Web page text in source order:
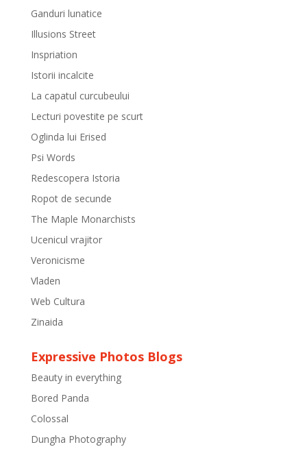
Ganduri lunatice
Illusions Street
Inspriation
Istorii incalcite
La capatul curcubeului
Lecturi povestite pe scurt
Oglinda lui Erised
Psi Words
Redescopera Istoria
Ropot de secunde
The Maple Monarchists
Ucenicul vrajitor
Veronicisme
Vladen
Web Cultura
Zinaida
Expressive Photos Blogs
Beauty in everything
Bored Panda
Colossal
Dungha Photography